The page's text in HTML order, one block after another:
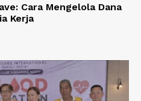
Cara Mengelola Dana
Kerja